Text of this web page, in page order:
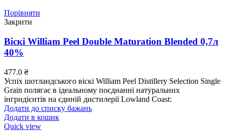
Порівняти
Закрити
Віскі William Peel Double Maturation Blended 0,7л
40%
477.0 ₴
Успіх шотландського віскі William Peel Distillery Selection Single
Grain полягає в ідеальному поєднанні натуральних
інгридієнтів на єдиній дистилерії Lowland Coast:
Додати до списку бажань
Додати в кошик
Quick view